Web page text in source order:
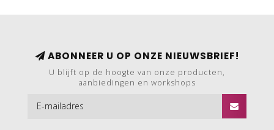
ABONNEER U OP ONZE NIEUWSBRIEF!
U blijft op de hoogte van onze producten,
aanbiedingen en workshops